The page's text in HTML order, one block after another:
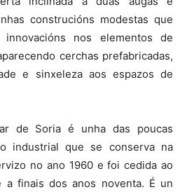
construcións modestas que
nos elementos de
cerchas prefabricadas,
e sinxeleza aos espazos de
de Soria é unha das poucas
industrial que se conserva na
no ano 1960 e foi cedida ao
a finais dos anos noventa. É un